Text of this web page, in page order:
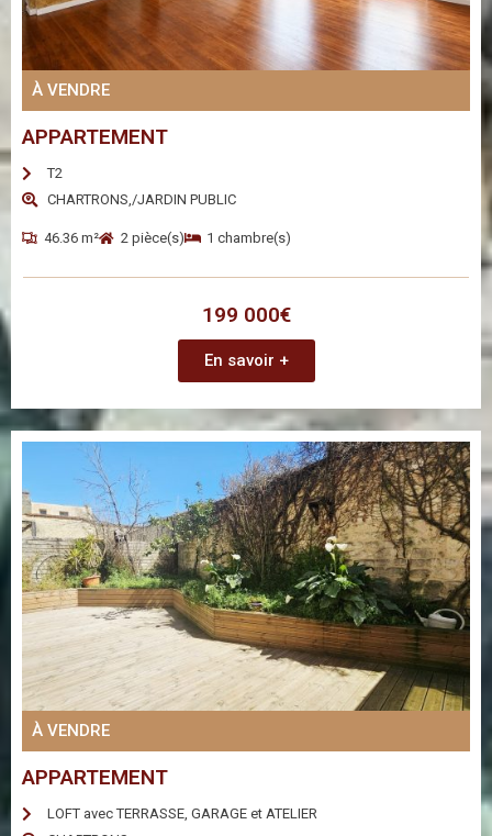
À VENDRE
APPARTEMENT
T2
CHARTRONS,/JARDIN PUBLIC
46.36 m² 2 pièce(s) 1 chambre(s)
199 000€
En savoir +
À VENDRE
APPARTEMENT
LOFT avec TERRASSE, GARAGE et ATELIER